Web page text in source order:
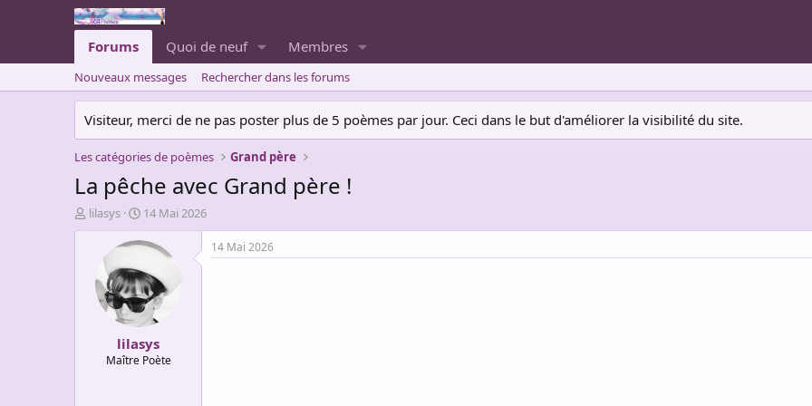
Forums Quoi de neuf Membres
Nouveaux messages Rechercher dans les forums
Visiteur, merci de ne pas poster plus de 5 poèmes par jour. Ceci dans le but d'améliorer la visibilité du site.
Les catégories de poèmes Grand père
La pêche avec Grand père !
A
u
lilasys
D
a
t
d
e
d
é
b
u
14 Mai 2026
lilasys
Maître Poète
14 Mai 2026